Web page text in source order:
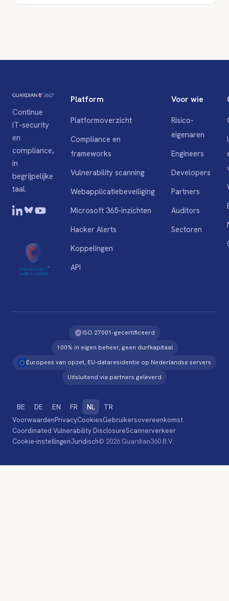
Continue
IT-security
en
compliance,
in
begrijpelijke
taal.
Platform
Platformoverzicht
Compliance en
frameworks
Vulnerability scanning
Webapplicatiebeveiliging
Microsoft 365-inzichten
Hacker Alerts
Koppelingen
API
Voor wie
Risico-
eigenaren
Engineers
Developers
Partners
Auditors
Sectoren
ISO 27001-gecertificeerd
100% in eigen beheer, geen durfkapitaal
Europees van opzet, EU-dataresidentie op Nederlandse servers
Uitsluitend via partners geleverd
BE DE EN FR NL TR
VoorwaardenPrivacyCookiesGebruikersovereenkomst
Coordinated Vulnerability DisclosureScannerverkeer
Cookie-instellingenJuridisch© 2026 Guardian360 B.V.